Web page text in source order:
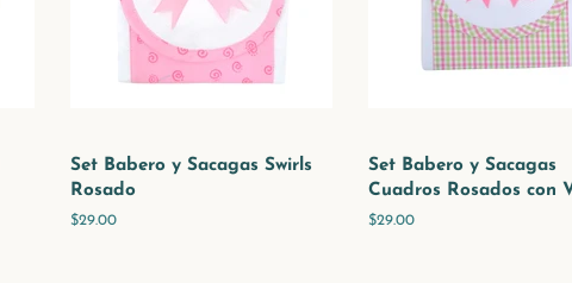
Set Babero y Sacagas Swirls
Rosado
Precio
$29.00
Set Babero y Sacagas
Cuadros Rosados con
Precio
$29.00